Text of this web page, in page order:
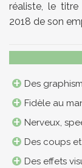
réaliste, le titre
2018 de son
Des
Fidèle au
Nerveux,
Des coups
Des effets